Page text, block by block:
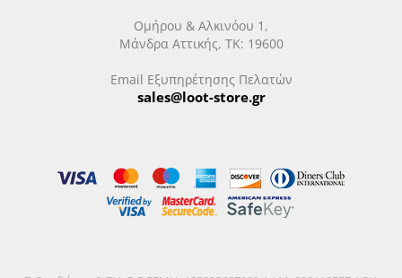
Ομήρου & Αλκινόου 1,
Μάνδρα Αττικής, ΤΚ: 19600
Email Εξυπηρέτησης Πελατών
sales@loot-store.gr